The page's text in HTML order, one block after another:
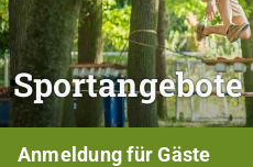
Sportangebote
Anmeldung für Gäste